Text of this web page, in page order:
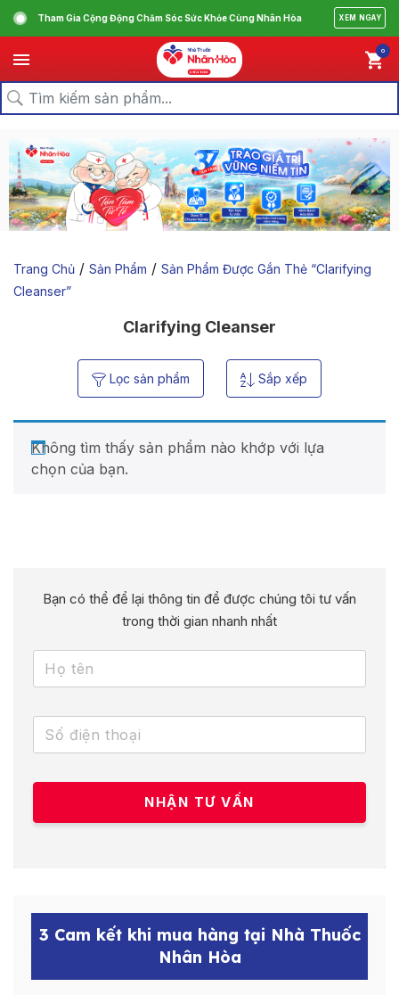
Tham Gia Cộng Động Chăm Sóc Sức Khỏe Cùng Nhân Hòa XEM NGAY
0
Trang Chủ / Sản Phẩm / Sản Phẩm Được Gắn Thẻ “clarifying
Cleanser”
Clarifying Cleanser
Lọc sản phẩm Sắp xếp
Không tìm thấy sản phẩm nào khớp với lựa
chọn của bạn.
Bạn có thể để lại thông tin để được chúng tôi tư vấn
trong thời gian nhanh nhất
3 Cam kết khi mua hàng tại Nhà Thuốc
Nhân Hòa